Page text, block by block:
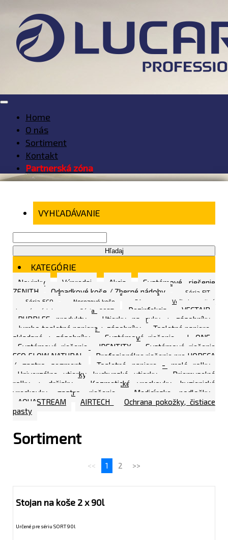
Home
O nás
Sortiment
Kontakt
Partnerská zóna
VYHĽADÁVANIE
Hľadaj
KATEGÓRIE
Novinky Výpredaj Akcia
Systémové riešenie
ZENITH
Odpadkové koše / Zberné nádoby
Séria FIT
Séria ECO
Nerezové koše Rôzne
Veľkokapacitné
zberné nádoby
Séria SORT Dezinfekcia
VECTAIR
BUBBLES produkty
Utierky na ruky + zásobníky
Jumbo toaletné papiere + zásobníky
Toaletné papiere -
skladané + zásobníky
Systémové riešenie - L ONE
Systémové riešenie - IDENTITY
Systémové riešenie
ECO FLOW NATURAL
Profesionálne riešenie pre HORECA
/ gastro segment
Toaletné papiere - malé rolky
Univerzálne utierky, kuchynské utierky
Priemyselné
rolky + držiaky
Kozmetické vreckovky, hygienické
vreckovky, gastro riešenie
Medicínske podložky
AQUASTREAM
AIRTECH
Ochrana pokožky, čistiace
pasty
Sortiment
<< 1 2 >>
Stojan na koše 2 x 90l
Určené pre sériu SORT 90l